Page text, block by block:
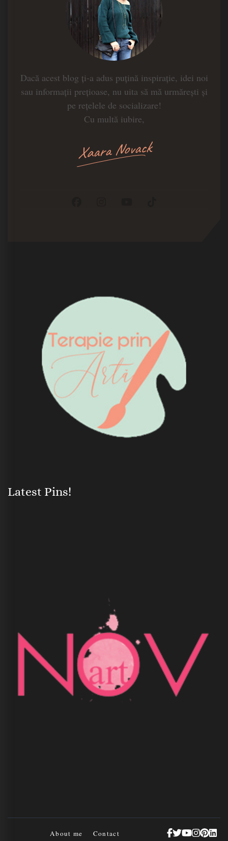
Dacă acest blog ți-a adus puțină inspirație, idei noi
sau informații prețioase, nu uita să mă urmărești și
pe rețelele de socializare!
Cu multă iubire,
Xaara Novack
Latest Pins!
About me Contact